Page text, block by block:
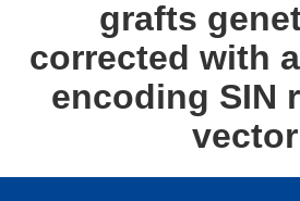
grafts
corrected with
encoding SIN
vector